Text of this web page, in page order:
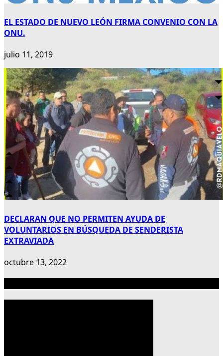
EL ESTADO DE NUEVO LEÓN FIRMA CONVENIO CON LA
ONU.
julio 11, 2019
DECLARAN QUE NO PERMITEN AYUDA DE
VOLUNTARIOS EN BÚSQUEDA DE SENDERISTA
EXTRAVIADA
octubre 13, 2022